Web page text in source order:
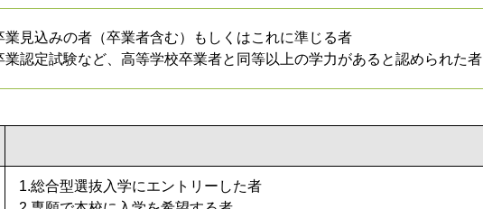
業見込みの者（卒業者含む）もしくはこれに準じる者
業認定試験など、高等学校卒業者と同等以上の学力があると認められた者
1.総合型選抜入学にエントリーした者